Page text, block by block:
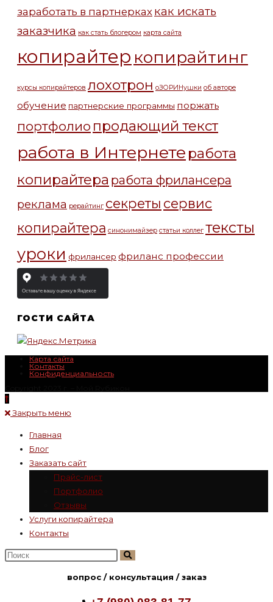
заработать в партнерках как искать
заказчика как стать блогером карта сайта
копирайтер копирайтинг
курсы копирайтеров лохотрон оЗОРИНушки об авторе
обучение партнерские программы поржать
портфолио продающий текст
работа в Интернете работа
копирайтера работа фрилансера
реклама рерайтинг секреты сервис
копирайтера синонимайзер статьи коллег тексты
уроки фрилансер фриланс профессии
ГОСТИ САЙТА
Карта сайта
Контакты
Конфиденциальность
Закрыть меню
Главная
Блог
Заказать сайт
Прайс-лист
Портфолио
Отзывы
Услуги копирайтера
Контакты
Поиск
вопрос / консультация / заказ